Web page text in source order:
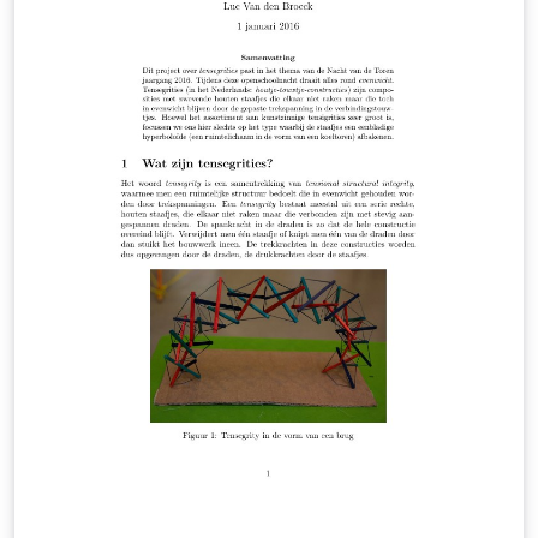
gekomen, van functies met twee variabelen tot het
uiteindelijke plotten van de moirépatronen met het
computeralgebrapakket Sage.